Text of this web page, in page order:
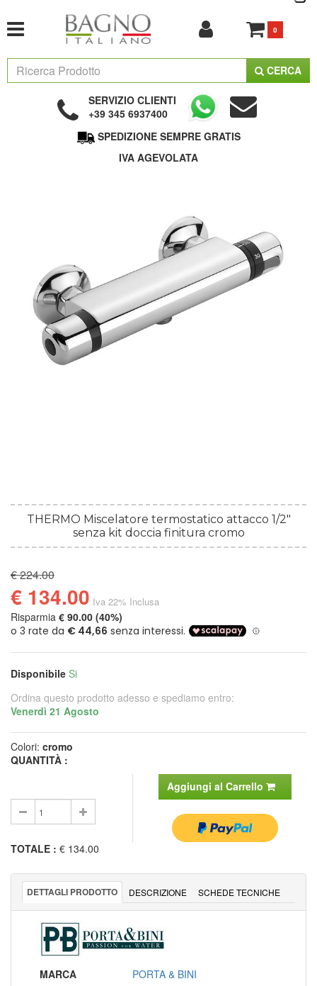
0
CERCA
SERVIZIO CLIENTI
+39 345 6937400
SPEDIZIONE SEMPRE GRATIS
IVA AGEVOLATA
THERMO Miscelatore termostatico attacco 1/2"
senza kit doccia finitura cromo
€ 224.00
€ 134.00 Iva 22% Inclusa
Risparmia € 90.00 (40%)
Disponibile Si
Ordina questo prodotto adesso e spediamo entro:
Venerdì 21 Agosto
Colori: cromo
QUANTITÀ :
Aggiungi al Carrello
TOTALE : € 134.00
DETTAGLI PRODOTTO DESCRIZIONE SCHEDE TECNICHE
MARCA
PORTA & BINI